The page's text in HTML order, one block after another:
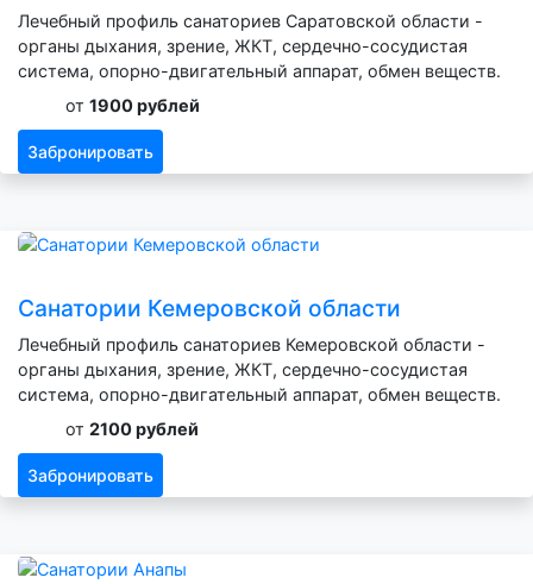
Лечебный профиль санаториев Саратовской области -
органы дыхания, зрение, ЖКТ, сердечно-сосудистая
система, опорно-двигательный аппарат, обмен веществ.
от 1900 рублей
Забронировать
Санатории Кемеровской области
Лечебный профиль санаториев Кемеровской области -
органы дыхания, зрение, ЖКТ, сердечно-сосудистая
система, опорно-двигательный аппарат, обмен веществ.
от 2100 рублей
Забронировать